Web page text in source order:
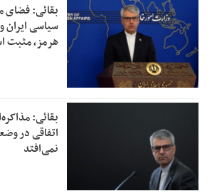
بقائی: فضای
سیاسی ایران
هرمز، مثبت
بقائی:
اتفاقی در
نمی‌افتد